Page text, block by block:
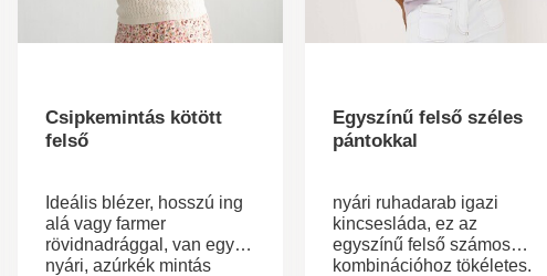
Csipkemintás kötött
felső
Ideális blézer, hosszú ing
alá vagy farmer
rövidnadrággal, van egy
nyári, azúrkék mintás
Egyszínű felső széles
pántokkal
nyári ruhadarab igazi
kincsesláda, ez az
egyszínű felső számos
kombinációhoz tökéletes.